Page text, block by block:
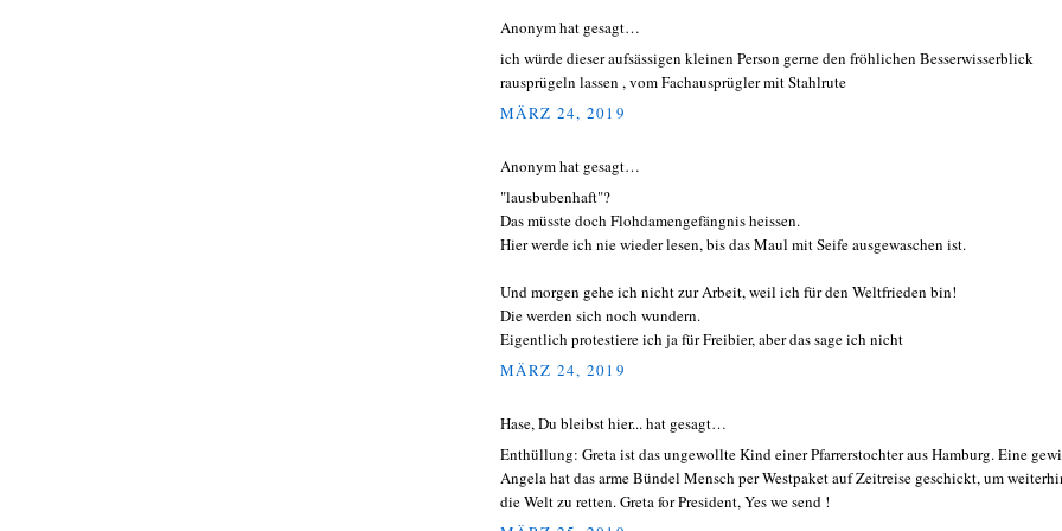
Anonym hat gesagt…
ich würde dieser aufsässigen kleinen Person gerne den fröhlichen Besserwisserblick
rausprügeln lassen , vom Fachausprügler mit Stahlrute
MÄRZ 24, 2019
Anonym hat gesagt…
"lausbubenhaft"?
Das müsste doch Flohdamengefängnis heissen.
Hier werde ich nie wieder lesen, bis das Maul mit Seife ausgewaschen ist.
Und morgen gehe ich nicht zur Arbeit, weil ich für den Weltfrieden bin!
Die werden sich noch wundern.
Eigentlich protestiere ich ja für Freibier, aber das sage ich nicht
MÄRZ 24, 2019
Hase, Du bleibst hier... hat gesagt…
Enthüllung: Greta ist das ungewollte Kind einer Pfarrerstochter aus Hamburg. Eine
Angela hat das arme Bündel Mensch per Westpaket auf Zeitreise geschickt, um
die Welt zu retten. Greta for President, Yes we send !